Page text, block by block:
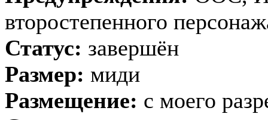
второстепенного
Статус: завершён
Размер: миди
Размещение: с моего